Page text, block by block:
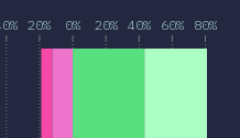
20% 0% 20% 40% 60% 80%